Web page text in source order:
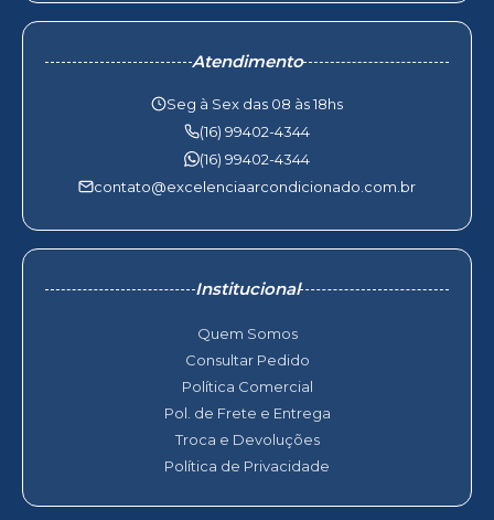
Atendimento
Seg à Sex das 08 às 18hs
(16) 99402-4344
(16) 99402-4344
contato@excelenciaarcondicionado.com.br
Institucional
Quem Somos
Consultar Pedido
Política Comercial
Pol. de Frete e Entrega
Troca e Devoluções
Política de Privacidade